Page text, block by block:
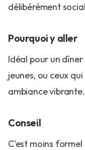
délibérément
Pourquoi y aller
Idéal pour un
jeunes, ou ceux
ambiance vibrante.
Conseil
C'est moins formel